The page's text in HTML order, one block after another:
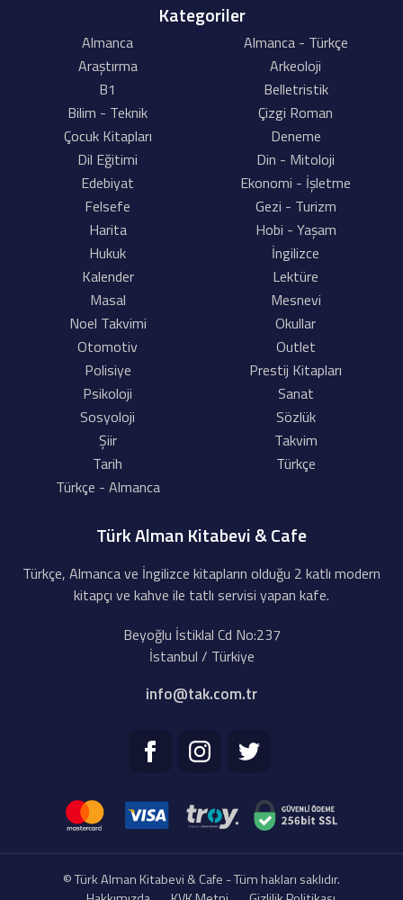
Kategoriler
Almanca
Almanca - Türkçe
Araştırma
Arkeoloji
B1
Belletristik
Bilim - Teknik
Çizgi Roman
Çocuk Kitapları
Deneme
Dil Eğitimi
Din - Mitoloji
Edebiyat
Ekonomi - İşletme
Felsefe
Gezi - Turizm
Harita
Hobi - Yaşam
Hukuk
İngilizce
Kalender
Lektüre
Masal
Mesnevi
Noel Takvimi
Okullar
Otomotiv
Outlet
Polisiye
Prestij Kitapları
Psikoloji
Sanat
Sosyoloji
Sözlük
Şiir
Takvim
Tarih
Türkçe
Türkçe - Almanca
Türk Alman Kitabevi & Cafe
Türkçe, Almanca ve İngilizce kitapların olduğu 2 katlı modern
kitapçı ve kahve ile tatlı servisi yapan kafe.
Beyoğlu İstiklal Cd No:237
İstanbul / Türkiye
info@tak.com.tr
© Türk Alman Kitabevi & Cafe - Tüm hakları saklıdır.